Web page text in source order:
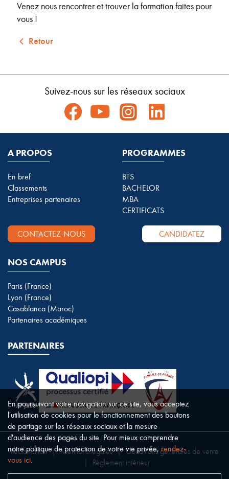
Venez nous rencontrer et trouver la formation faites pour
vous !
Retour
Suivez-nous sur les réseaux sociaux
A PROPOS
En bref
Classements
Entreprises partenaires
PROGRAMMES
BTS
BACHELOR
MBA
CERTIFICATS
CONTACTEZ-NOUS CANDIDATEZ
NOS CAMPUS
Paris (France)
Lyon (France)
Casablanca (Maroc)
Partenaires académiques
PARTENAIRES
Réclamation | Mentions légales | Conditions générales de vente
Règlement intérieur
En poursuivant votre navigation sur ce site, vous acceptez
l'utilisation de cookies pour le fonctionnement des boutons
de partage sur les réseaux sociaux et la mesure
d'audience des pages du site. Pour mieux comprendre
notre politique de protection de votre vie privée,rendez-
vous ici.